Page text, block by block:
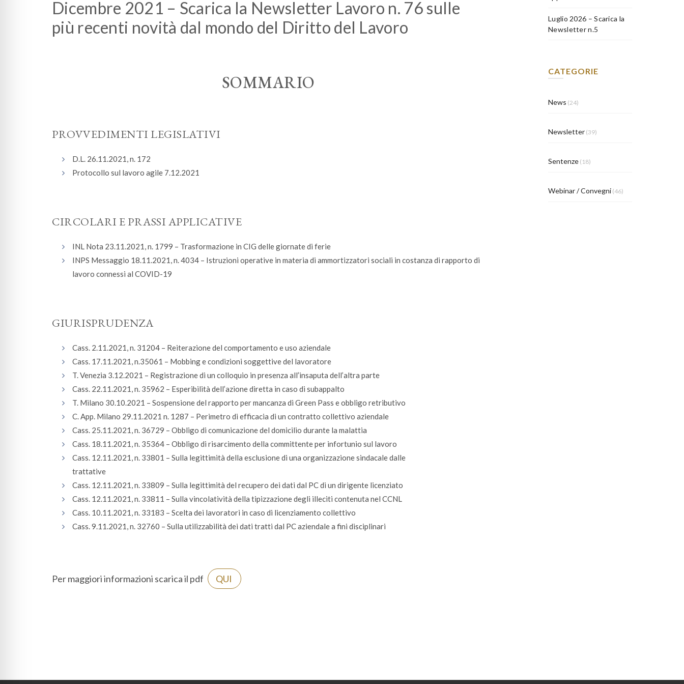
Dicembre 2021 – Scarica la Newsletter Lavoro n. 76 sulle
più recenti novità dal mondo del Diritto del Lavoro
SOMMARIO
PROVVEDIMENTI LEGISLATIVI
D.L. 26.11.2021, n. 172
Protocollo sul lavoro agile 7.12.2021
CIRCOLARI E PRASSI APPLICATIVE
INL Nota 23.11.2021, n. 1799 – Trasformazione in CIG delle giornate di ferie
INPS Messaggio 18.11.2021, n. 4034 – Istruzioni operative in materia di ammortizzatori sociali in costanza di rapporto di
lavoro connessi al COVID-19
GIURISPRUDENZA
Cass. 2.11.2021, n. 31204 – Reiterazione del comportamento e uso aziendale
Cass. 17.11.2021, n.35061 – Mobbing e condizioni soggettive del lavoratore
T. Venezia 3.12.2021 – Registrazione di un colloquio in presenza all’insaputa dell’altra parte
Cass. 22.11.2021, n. 35962 – Esperibilità dell’azione diretta in caso di subappalto
T. Milano 30.10.2021 – Sospensione del rapporto per mancanza di Green Pass e obbligo retributivo
C. App. Milano 29.11.2021 n. 1287 – Perimetro di efficacia di un contratto collettivo aziendale
Cass. 25.11.2021, n. 36729 – Obbligo di comunicazione del domicilio durante la malattia
Cass. 18.11.2021, n. 35364 – Obbligo di risarcimento della committente per infortunio sul lavoro
Cass. 12.11.2021, n. 33801 – Sulla legittimità della esclusione di una organizzazione sindacale dalle
trattative
Cass. 12.11.2021, n. 33809 – Sulla legittimità del recupero dei dati dal PC di un dirigente licenziato
Cass. 12.11.2021, n. 33811 – Sulla vincolatività della tipizzazione degli illeciti contenuta nel CCNL
Cass. 10.11.2021, n. 33183 – Scelta dei lavoratori in caso di licenziamento collettivo
Cass. 9.11.2021, n. 32760 – Sulla utilizzabilità dei dati tratti dal PC aziendale a fini disciplinari
Per maggiori informazioni scarica il pdf QUI
Luglio 2026 – Scarica la
Newsletter n.5
CATEGORIE
News (24)
Newsletter (39)
Sentenze (18)
Webinar / Convegni (46)